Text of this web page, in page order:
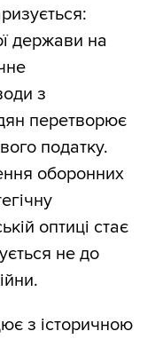
держави на
з
перетворює
податку.
оборонних
оптиці стає
не до
з історичною